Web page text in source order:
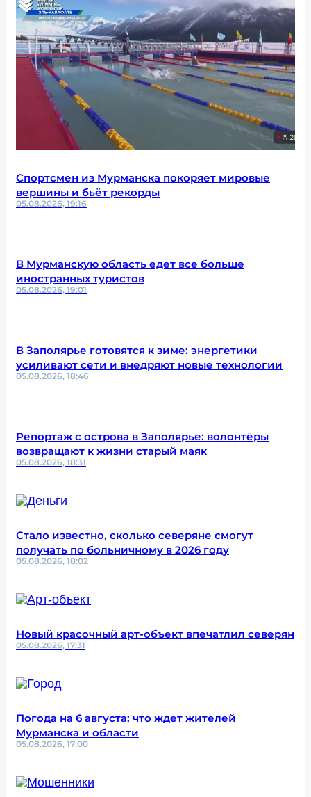
Спортсмен из Мурманска покоряет мировые
вершины и бьёт рекорды
05.08.2026, 19:16
В Мурманскую область едет все больше
иностранных туристов
05.08.2026, 19:01
В Заполярье готовятся к зиме: энергетики
усиливают сети и внедряют новые технологии
05.08.2026, 18:46
Репортаж с острова в Заполярье: волонтёры
возвращают к жизни старый маяк
05.08.2026, 18:31
Стало известно, сколько северяне смогут
получать по больничному в 2026 году
05.08.2026, 18:02
Новый красочный арт-объект впечатлил северян
05.08.2026, 17:31
Погода на 6 августа: что ждет жителей
Мурманска и области
05.08.2026, 17:00